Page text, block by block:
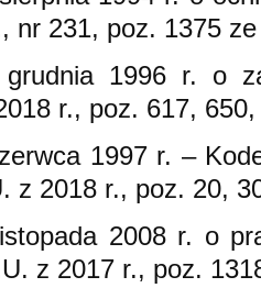
nr 231, poz. 1375
1996 r. o
r., poz. 617,
1997 r. –
z 2018 r., poz. 20,
2008 r. o
z 2017 r., poz.